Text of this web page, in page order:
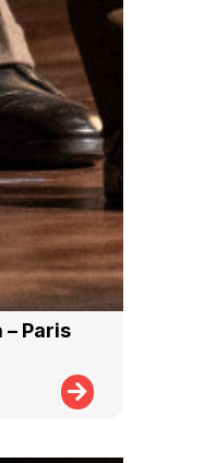
– Paris